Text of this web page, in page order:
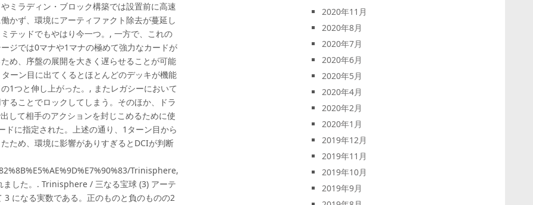
ミラディン・ブロック構築では設置前に高速
かず、環境にアーティファクト除去が蔓延し
テッドでもやはり今一つ。, 一方で、これの
ジでは0マナや1マナの極めて強力なカードが
め、序盤の展開を大きく遅らせることが可能
ーン目に出てくるとほとんどのデッキが機能
1つと伸し上がった。, またレガシーにおいて
ることでロックしてしまう。そのほか、ドラ
して相手のアクションを封じこめるために使
に指定された。上述の通り、1ターン目から
ため、環境に影響がありすぎるとDCIが判断
Trinisphere,
した。. Trinisphere / 三なる宝球 (3) アーテ
になる実数である。正のものと負のものの2
2020年11月
2020年8月
2020年7月
2020年6月
2020年5月
2020年4月
2020年2月
2020年1月
2019年12月
2019年11月
2019年10月
2019年9月